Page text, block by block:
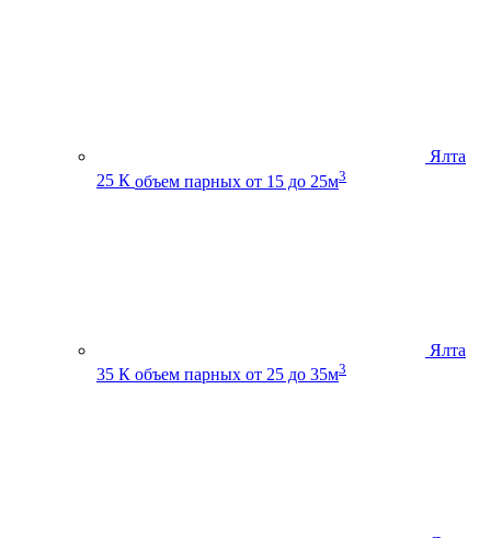
Ялта
25 К объем парных от 15 до 25м3
Ялта
35 К объем парных от 25 до 35м3